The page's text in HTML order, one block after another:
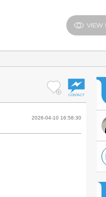
2026-04-10 16:58:30